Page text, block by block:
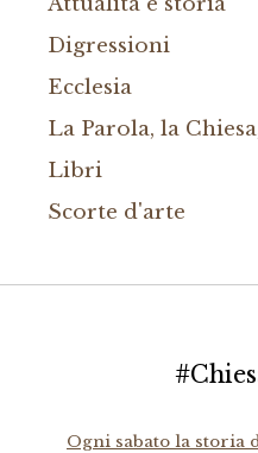
Digressioni
Ecclesia
La Parola, la
Libri
Scorte d'arte
Ogni sabato la storia